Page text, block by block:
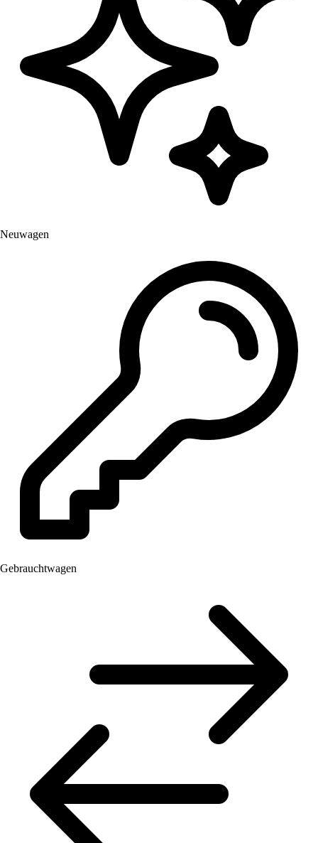
Neuwagen
Gebrauchtwagen